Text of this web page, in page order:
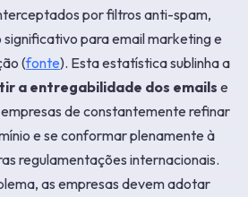
por filtros anti-spam,
para email marketing e
(fonte). Esta estatística sublinha a
a entregabilidade dos emails e
de constantemente refinar
e se conformar plenamente à
regulamentações internacionais.
as empresas devem adotar